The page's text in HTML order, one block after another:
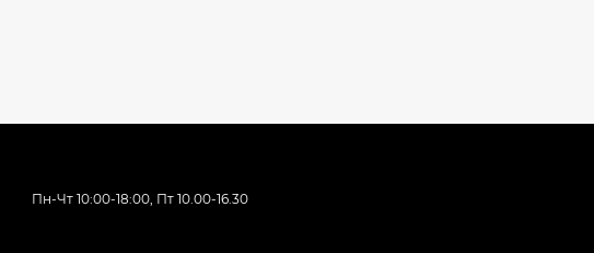
Пн-Чт 10:00-18:00, Пт 10.00-16.30